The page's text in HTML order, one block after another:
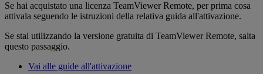
Se hai acquistato una licenza TeamViewer Remote, per prima cosa
attivala seguendo le istruzioni della relativa guida all'attivazione.
Se stai utilizzando la versione gratuita di TeamViewer Remote, salta
questo passaggio.
Vai alle guide all'attivazione